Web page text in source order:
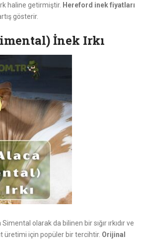
haline getirmiştir. Hereford inek fiyatları
gösterir.
İnek Irkı
olarak da bilinen bir sığır ırkıdır ve
üretimi için popüler bir tercihtir. Orijinal